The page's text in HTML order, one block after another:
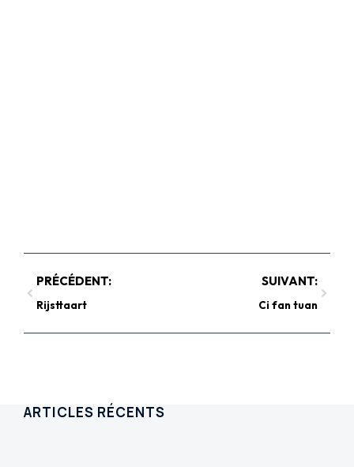
PRÉCÉDENT:
Rijsttaart
SUIVANT:
Ci fan tuan
ARTICLES RÉCENTS